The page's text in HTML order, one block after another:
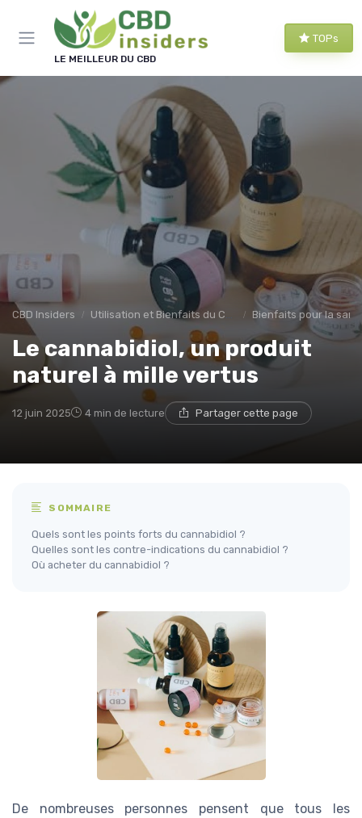
LE MEILLEUR DU CBD
TOPs
CBD Insiders Utilisation et Bienfaits du CBD Bienfaits pour la
Le cannabidiol, un produit
naturel à mille vertus
12 juin 2025 4 min de lecture Partager cette page
SOMMAIRE
Quels sont les points forts du cannabidiol ?
Quelles sont les contre-indications du cannabidiol ?
Où acheter du cannabidiol ?
De nombreuses personnes pensent que tous les
Panneau de gestion des cookies